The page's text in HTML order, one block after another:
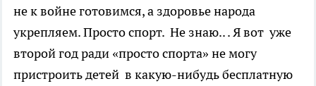
не к войне готовимся, а здоровье народа
укрепляем. Просто спорт. Не знаю.. . Я вот уже
второй год ради «просто спорта» не могу
пристроить детей в какую-нибудь бесплатную